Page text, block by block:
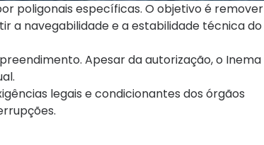
poligonais específicas. O objetivo é remover
a navegabilidade e a estabilidade técnica do
Apesar da autorização, o Inema
legais e condicionantes dos órgãos